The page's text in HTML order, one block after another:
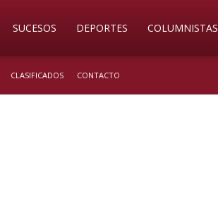
SUCESOS DEPORTES COLUMNISTAS
CLASIFICADOS CONTACTO